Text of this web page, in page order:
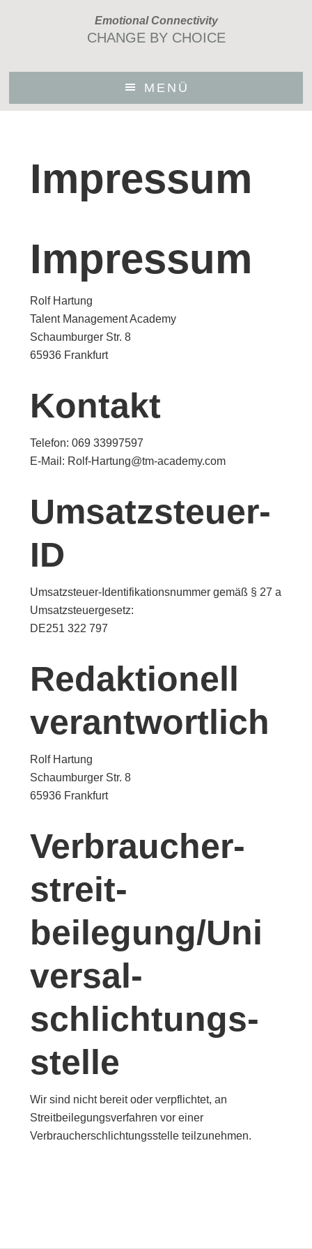
Emotional Connectivity
CHANGE BY CHOICE
MENÜ
Impressum
Impressum
Rolf Hartung
Talent Management Academy
Schaumburger Str. 8
65936 Frankfurt
Kontakt
Telefon: 069 33997597
E-Mail: Rolf-Hartung@tm-academy.com
Umsatzsteuer-
ID
Umsatzsteuer-Identifikationsnummer gemäß § 27 a
Umsatzsteuergesetz:
DE251 322 797
Redaktionell
verantwortlich
Rolf Hartung
Schaumburger Str. 8
65936 Frankfurt
Verbraucher­
streit­
beilegung/Uni
versal­
schlichtungs­
stelle
Wir sind nicht bereit oder verpflichtet, an
Streitbeilegungsverfahren vor einer
Verbraucherschlichtungsstelle teilzunehmen.